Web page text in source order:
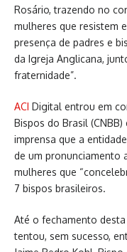
Rosário, trazendo no
mulheres que resistem
presença de padres e
da Igreja Anglicana,
fraternidade”.
ACI Digital entrou em
Bispos do Brasil
imprensa que a
de um pronunciamento
mulheres que
7 bispos brasileiros.
Até o fechamento
tentou, sem sucesso,